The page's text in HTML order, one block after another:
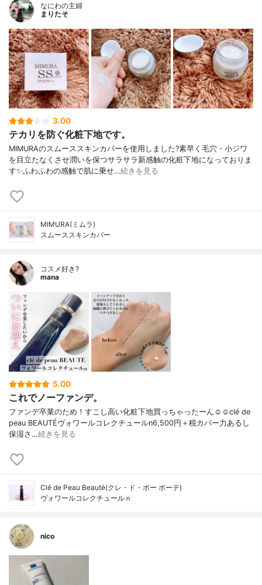
なにわの主婦
まりたそ
3.00
テカリを防ぐ化粧下地です。
MIMURAのスムーススキンカバーを使用しました?素早く毛穴・小ジワ
を目立たなくさせ潤いを保つサラサラ新感触の化粧下地になっておりま
す✨ふわふわの感触で肌に乗せ…続きを見る
MIMURA(ミムラ)
スムーススキンカバー
コスメ好き?
mana
5.00
これでノーファンデ。
ファンデ卒業のため！すこし高い化粧下地買っちゃったーん☺️☺️clé de
peau BEAUTÉヴォワールコレクチュールn6,500円＋税カバー力あるし
保湿さ…続きを見る
Clé de Peau Beauté(クレ・ド・ポー ボーテ)
ヴォワールコレクチュールｎ
nico